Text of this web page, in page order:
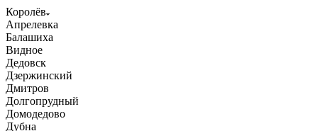
Королёв
Апрелевка
Балашиха
Видное
Дедовск
Дзержинский
Дмитров
Долгопрудный
Домодедово
Дубна